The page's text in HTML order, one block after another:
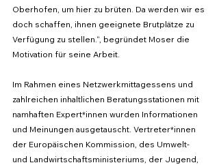
Oberhofen, um hier zu brüten. Da werden wir es
doch schaffen, ihnen geeignete Brutplätze zu
Verfügung zu stellen.“, begründet Moser die
Motivation für seine Arbeit.
Im Rahmen eines Netzwerkmittagessens und
zahlreichen inhaltlichen Beratungsstationen mit
namhaften Expert*innen wurden Informationen
und Meinungen ausgetauscht. Vertreter*innen
der Europäischen Kommission, des Umwelt-
und Landwirtschaftsministeriums, der Jugend,